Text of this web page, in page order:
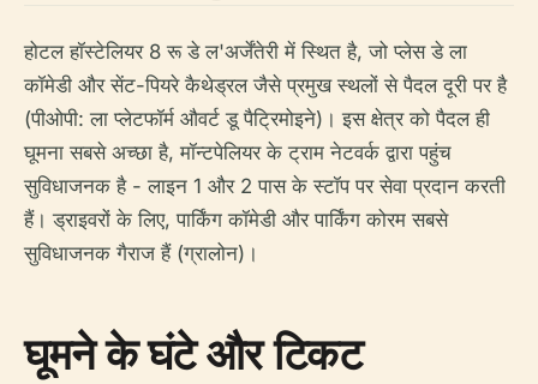
होटल हॉस्टेलियर 8 रू डे ल'अर्जेंतेरी में स्थित है, जो प्लेस डे ला
कॉमेडी और सेंट-पियरे कैथेड्रल जैसे प्रमुख स्थलों से पैदल दूरी पर है
(पीओपी: ला प्लेटफॉर्म औवर्ट डू पैट्रिमोइने)। इस क्षेत्र को पैदल ही
घूमना सबसे अच्छा है, मॉन्टपेलियर के ट्राम नेटवर्क द्वारा पहुंच
सुविधाजनक है - लाइन 1 और 2 पास के स्टॉप पर सेवा प्रदान करती
हैं। ड्राइवरों के लिए, पार्किंग कॉमेडी और पार्किंग कोरम सबसे
सुविधाजनक गैराज हैं (ग्रालोन)।
घूमने के घंटे और टिकट